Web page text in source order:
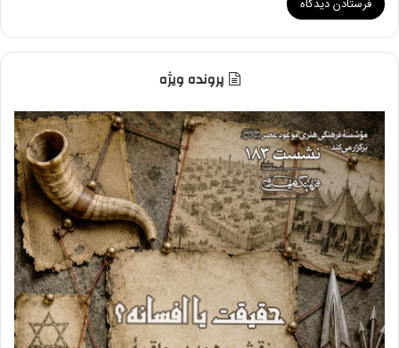
پرونده ویژه